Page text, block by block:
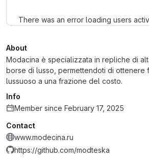
There was an error loading users
About
Modacina è specializzata in repliche di
borse di lusso, permettendoti di ottenere
lussuoso a una frazione del costo.
Info
Member since February 17, 2025
Contact
www.modecina.ru
https://github.com/modteska